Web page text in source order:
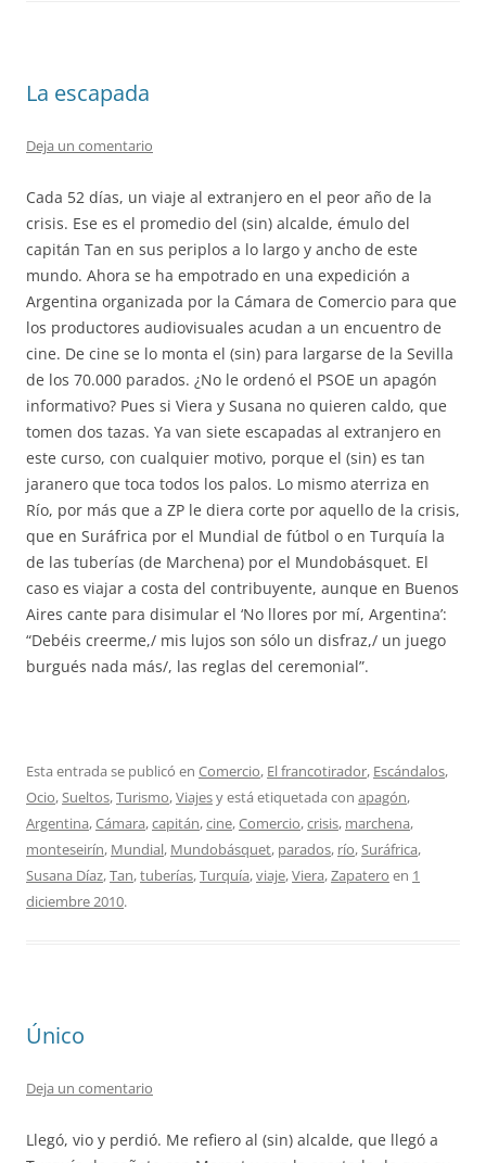
La escapada
Deja un comentario
Cada 52 días, un viaje al extranjero en el peor año de la
crisis. Ese es el promedio del (sin) alcalde, émulo del
capitán Tan en sus periplos a lo largo y ancho de este
mundo. Ahora se ha empotrado en una expedición a
Argentina organizada por la Cámara de Comercio para que
los productores audiovisuales acudan a un encuentro de
cine. De cine se lo monta el (sin) para largarse de la Sevilla
de los 70.000 parados. ¿No le ordenó el PSOE un apagón
informativo? Pues si Viera y Susana no quieren caldo, que
tomen dos tazas. Ya van siete escapadas al extranjero en
este curso, con cualquier motivo, porque el (sin) es tan
jaranero que toca todos los palos. Lo mismo aterriza en
Río, por más que a ZP le diera corte por aquello de la crisis,
que en Suráfrica por el Mundial de fútbol o en Turquía la
de las tuberías (de Marchena) por el Mundobásquet. El
caso es viajar a costa del contribuyente, aunque en Buenos
Aires cante para disimular el ‘No llores por mí, Argentina’:
“Debéis creerme,/ mis lujos son sólo un disfraz,/ un juego
burgués nada más/, las reglas del ceremonial”.
Esta entrada se publicó en Comercio, El francotirador, Escándalos,
Ocio,Sueltos,Turismo,Viajesy está etiquetada con apagón,
Argentina,Cámara,capitán,cine,Comercio,crisis, marchena,
monteseirín, Mundial, Mundobásquet, parados, río,Suráfrica,
Susana Díaz,Tan,tuberías,Turquía,viaje,Viera,Zapatero en 1
diciembre 2010.
Único
Deja un comentario
Llegó, vio y perdió. Me refiero al (sin) alcalde, que llegó a